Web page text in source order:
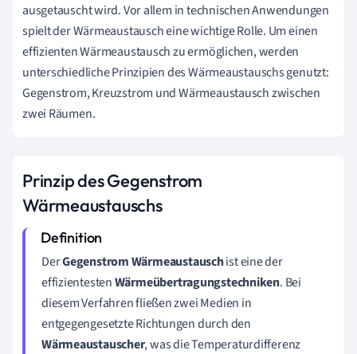
ausgetauscht wird. Vor allem in technischen Anwendungen
spielt der Wärmeaustausch eine wichtige Rolle. Um einen
effizienten Wärmeaustausch zu ermöglichen, werden
unterschiedliche Prinzipien des Wärmeaustauschs genutzt:
Gegenstrom, Kreuzstrom und Wärmeaustausch zwischen
zwei Räumen.
Prinzip des Gegenstrom
Wärmeaustauschs
DerGegenstrom Wärmeaustauschist eine der
effizientestenWärmeübertragungstechniken. Bei
diesem Verfahren fließen zwei Medien in
entgegengesetzte Richtungen durch den
Wärmeaustauscher, was die Temperaturdifferenz